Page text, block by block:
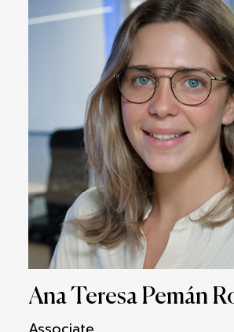
Ana Teresa Pemán